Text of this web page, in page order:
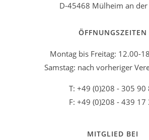
D-45468 Mülheim an der
ÖFFNUNGSZEITEN
Montag bis Freitag: 12.00-
Samstag: nach vorheriger
T: +49 (0)208 - 305 90
F: +49 (0)208 - 439 17
MITGLIED BEI